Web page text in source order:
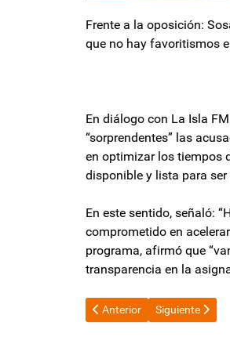
Frente a la oposición:
que no hay favoritismos
En diálogo con La Isla
“sorprendentes” las
en optimizar los tiempos
disponible y lista para ser
En este sentido, señaló:
comprometido en
programa, afirmó que
transparencia en la
Artículo anterior: Audiencia
Anterior Artículo
Siguiente